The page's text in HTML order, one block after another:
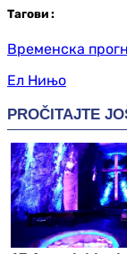
Тагови :
Временска
Ел Нињо